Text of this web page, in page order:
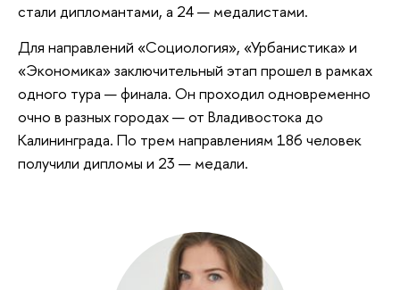
стали дипломантами, а 24 — медалистами.
Для направлений «Социология», «Урбанистика» и
«Экономика» заключительный этап прошел в рамках
одного тура — финала. Он проходил одновременно
очно в разных городах — от Владивостока до
Калининграда. По трем направлениям 186 человек
получили дипломы и 23 — медали.